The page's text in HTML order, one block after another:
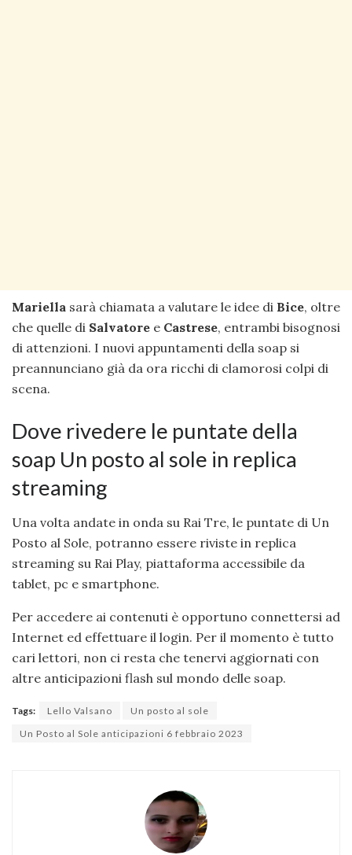
Mariella sarà chiamata a valutare le idee di Bice, oltre
che quelle di Salvatore e Castrese, entrambi bisognosi
di attenzioni. I nuovi appuntamenti della soap si
preannunciano già da ora ricchi di clamorosi colpi di
scena.
Dove rivedere le puntate della
soap Un posto al sole in replica
streaming
Una volta andate in onda su Rai Tre, le puntate di Un
Posto al Sole, potranno essere riviste in replica
streaming su Rai Play, piattaforma accessibile da
tablet, pc e smartphone.
Per accedere ai contenuti è opportuno connettersi ad
Internet ed effettuare il login. Per il momento è tutto
cari lettori, non ci resta che tenervi aggiornati con
altre anticipazioni flash sul mondo delle soap.
Tags: Lello Valsano
Un posto al sole
Un Posto al Sole anticipazioni 6 febbraio 2023